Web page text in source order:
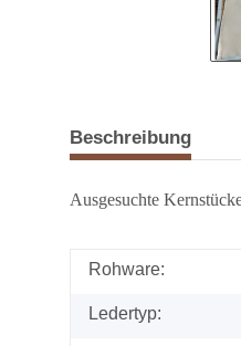
Beschreibung
Ausgesuchte
Rohware:
Ledertyp: